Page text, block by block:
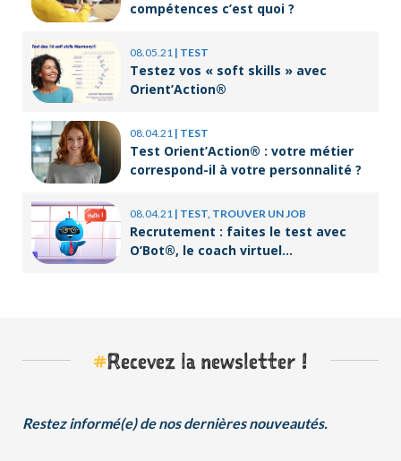
compétences c’est quoi ?
08.05.21 | TEST
Testez vos « soft skills » avec
Orient’Action®
08.04.21 | TEST
Test Orient’Action® : votre métier
correspond-il à votre personnalité ?
08.04.21 | TEST, TROUVER UN JOB
Recrutement : faites le test avec
O’Bot®, le coach virtuel
#Recevez la newsletter !
Restez informé(e) de nos dernières nouveautés.